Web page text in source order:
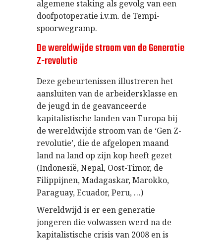
algemene staking als gevolg van een
doofpotoperatie i.v.m. de Tempi-
spoorwegramp.
De wereldwijde stroom van de Generatie
Z-revolutie
Deze gebeurtenissen illustreren het
aansluiten van de arbeidersklasse en
de jeugd in de geavanceerde
kapitalistische landen van Europa bij
de wereldwijde stroom van de ‘Gen Z-
revolutie’, die de afgelopen maand
land na land op zijn kop heeft gezet
(Indonesië, Nepal, Oost-Timor, de
Filippijnen, Madagaskar, Marokko,
Paraguay, Ecuador, Peru, …)
Wereldwijd is er een generatie
jongeren die volwassen werd na de
kapitalistische crisis van 2008 en is